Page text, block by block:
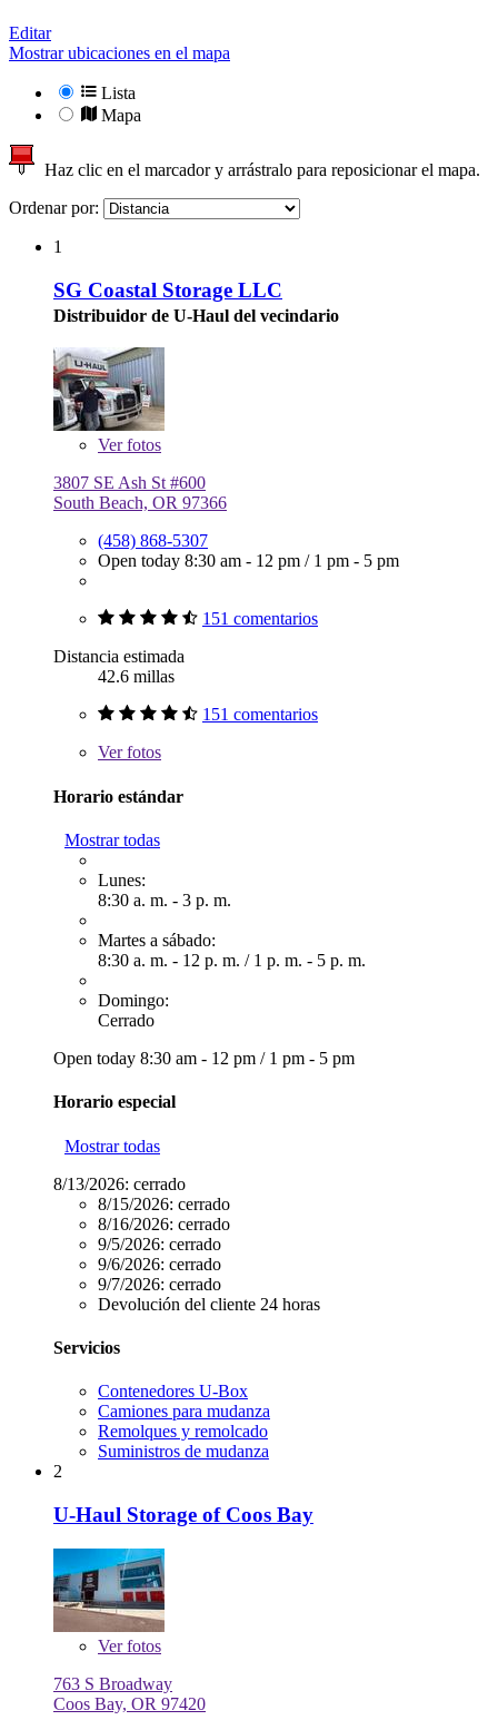
Editar
Mostrar ubicaciones en el mapa
Lista
Mapa
Haz clic en el marcador y arrástralo para reposicionar el mapa.
Ordenar por:
1
SG Coastal Storage LLC
Distribuidor de U-Haul del vecindario
Verfotos
3807 SE Ash St #600
South Beach, OR 97366
(458) 868-5307
Open today 8:30 am - 12 pm / 1 pm - 5 pm
151 comentarios
Distancia estimada
42.6 millas
151 comentarios
Verfotos
Horario estándar
Mostrar todas
Lunes:
8:30 a. m. - 3 p. m.
Martes a sábado:
8:30 a. m. - 12 p. m. / 1 p. m. - 5 p. m.
Domingo:
Cerrado
Open today 8:30 am - 12 pm / 1 pm - 5 pm
Horario especial
Mostrar todas
8/13/2026: cerrado
8/15/2026: cerrado
8/16/2026: cerrado
9/5/2026: cerrado
9/6/2026: cerrado
9/7/2026: cerrado
Devolución del cliente 24 horas
Servicios
Contenedores U-Box
Camiones para mudanza
Remolques y remolcado
Suministros de mudanza
2
U-Haul Storage of Coos Bay
Verfotos
763 S Broadway
Coos Bay, OR 97420